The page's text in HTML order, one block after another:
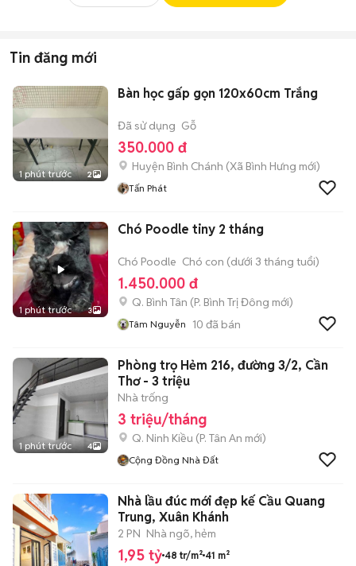
Tin đăng mới
1 phút trước 2
Bàn học gấp gọn 120x60cm Trắng
Đã sử dụng Gỗ
350.000 đ
Huyện Bình Chánh (Xã Bình Hưng mới)
Tấn Phát
1 phút trước 3
Chó Poodle tiny 2 tháng
Chó Poodle Chó con (dưới 3 tháng tuổi)
1.450.000 đ
Q. Bình Tân (P. Bình Trị Đông mới)
Tâm Nguyễn 10 đã bán
1 phút trước 4
Phòng trọ Hẻm 216, đường 3/2, Cần
Thơ - 3 triệu
Nhà trống
3 triệu/tháng
Q. Ninh Kiều (P. Tân An mới)
Cộng Đồng Nhà Đất
Nhà lầu đúc mới đẹp kế Cầu Quang
Trung, Xuân Khánh
2 PN Nhà ngõ, hẻm
1,95 tỷ 48 tr/m² 41 m²